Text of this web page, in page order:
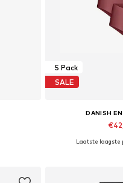
5 Pack
SALE
DANISH
Beschikbare
Laatste laagste